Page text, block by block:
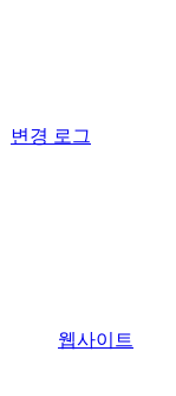
변경 로그
웹사이트